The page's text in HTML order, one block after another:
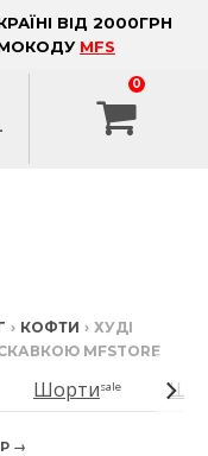
ВІД 2000ГРН
MFS
0
› КОФТИ › ХУДІ
MFSTORE
Шортиsale
→